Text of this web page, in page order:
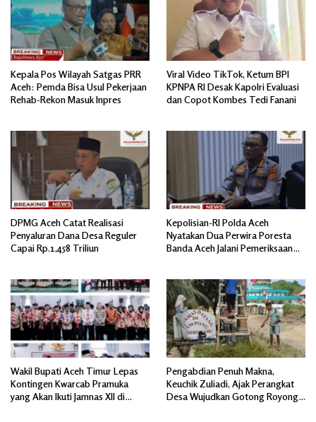
Kepala Pos Wilayah Satgas PRR
Aceh: Pemda Bisa Usul Pekerjaan
Rehab-Rekon Masuk Inpres
Viral Video TikTok, Ketum BPI
KPNPA RI Desak Kapolri Evaluasi
dan Copot Kombes Tedi Fanani
DPMG Aceh Catat Realisasi
Penyaluran Dana Desa Reguler
Capai Rp.1,458 Triliun
Kepolisian-RI Polda Aceh
Nyatakan Dua Perwira Poresta
Banda Aceh Jalani Pemeriksaan
Wakil Bupati Aceh Timur Lepas
Kontingen Kwarcab Pramuka
yang Akan Ikuti Jamnas XII di
Pengabdian Penuh Makna,
Keuchik Zuliadi, Ajak Perangkat
Desa Wujudkan Gotong Royong,